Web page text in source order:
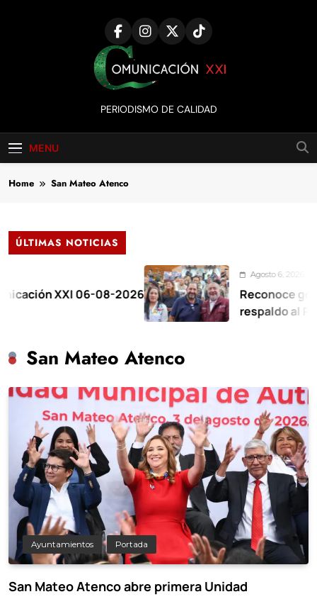
Comunicación
XXI
PERIODISMO DE CALIDAD
MENU
Home San Mateo Atenco
ÚLTIMAS NOTICIAS
06-08-2026
Agosto 6, 2026
Reconoce gobernadora
respaldo al Plan de la
San Mateo Atenco
Ayuntamientos Portada
San Mateo Atenco abre primera Unidad